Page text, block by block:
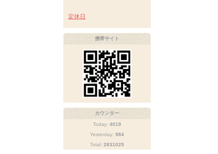
定休日
携帯サイト
カウンター
Today: 4019
Yesterday: 984
Total: 2831025